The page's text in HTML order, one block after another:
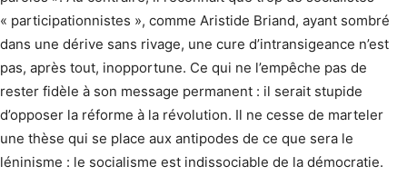
« participationnistes », comme Aristide Briand, ayant sombré
dans une dérive sans rivage, une cure d’intransigeance n’est
pas, après tout, inopportune. Ce qui ne l’empêche pas de
rester fidèle à son message permanent : il serait stupide
d’opposer la réforme à la révolution. Il ne cesse de marteler
une thèse qui se place aux antipodes de ce que sera le
léninisme : le socialisme est indissociable de la démocratie.